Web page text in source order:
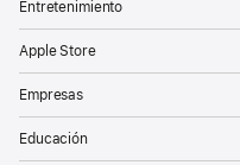
Entretenimiento
Apple Store
Empresas
Educación